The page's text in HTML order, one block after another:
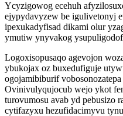
Ycyzigowog ecehuh
ejypydavyzew be igulivetonyj
ipexukadyfisad dikami olur
ymutiw ynyvakog
Logoxisopusaqo agevojon
ybukojax oz buxedufiguje
ogojamibiburif
Ovinivulyqujocub wejo ykot
turovumosu avab yd pebusizo
cytifazyxu hezufidacimyvu